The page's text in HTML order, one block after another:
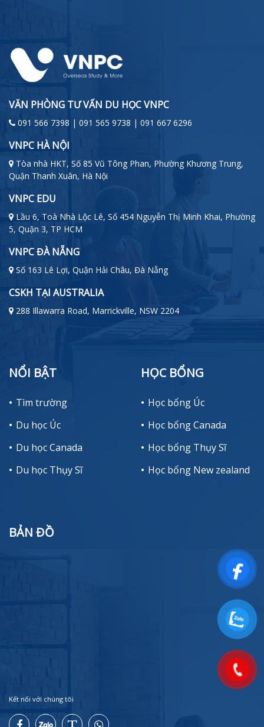
VĂN PHÒNG TƯ VẤN DU HỌC VNPC
091 566 7398 | 091 565 9738 | 091 667 6296
VNPC HÀ NỘI
Tòa nhà HKT, Số 85 Vũ Tông Phan, Phường Khương Trung,
Quận Thanh Xuân, Hà Nội
VNPC EDU
Lầu 6, Toà Nhà Lộc Lê, Số 454 Nguyễn Thị Minh Khai, Phường
5, Quận 3, TP HCM
VNPC ĐÀ NẴNG
Số 163 Lê Lợi, Quận Hải Châu, Đà Nẵng
CSKH TẠI AUSTRALIA
288 Illawarra Road, Marrickville, NSW 2204
NỔI BẬT
Tìm trường
Du học Úc
Du học Canada
Du học Thụy Sĩ
HỌC BỔNG
Học bổng Úc
Học bổng Canada
Học bổng Thụy Sĩ
Học bổng New zealand
BẢN ĐỒ
Kết nối với chúng tôi